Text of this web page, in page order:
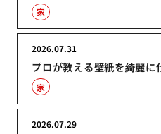
家
プロが教える壁紙を綺麗に
2026.07.31
家
2026.07.29